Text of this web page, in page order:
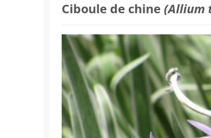
Ciboule de chine (Allium